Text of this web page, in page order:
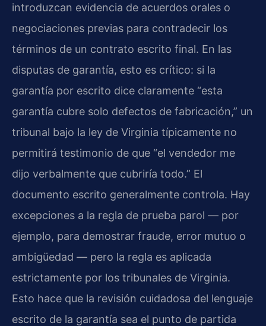
introduzcan evidencia de acuerdos orales o
negociaciones previas para contradecir los
términos de un contrato escrito final. En las
disputas de garantía, esto es crítico: si la
garantía por escrito dice claramente “esta
garantía cubre solo defectos de fabricación,” un
tribunal bajo la ley de Virginia típicamente no
permitirá testimonio de que “el vendedor me
dijo verbalmente que cubriría todo.” El
documento escrito generalmente controla. Hay
excepciones a la regla de prueba parol — por
ejemplo, para demostrar fraude, error mutuo o
ambigüedad — pero la regla es aplicada
estrictamente por los tribunales de Virginia.
Esto hace que la revisión cuidadosa del lenguaje
escrito de la garantía sea el punto de partida